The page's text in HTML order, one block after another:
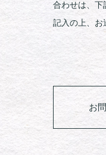
合わせは、下
記入の上、お
お